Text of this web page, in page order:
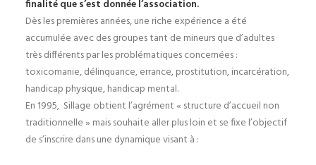
finalité que s’est donnée l’association.
Dès les premières années, une riche expérience a été
accumulée avec des groupes tant de mineurs que d’adultes
très différents par les problématiques concernées :
toxicomanie, délinquance, errance, prostitution, incarcération,
handicap physique, handicap mental.
En 1995, Sillage obtient l’agrément « structure d’accueil non
traditionnelle » mais souhaite aller plus loin et se fixe l’objectif
de s’inscrire dans une dynamique visant à :